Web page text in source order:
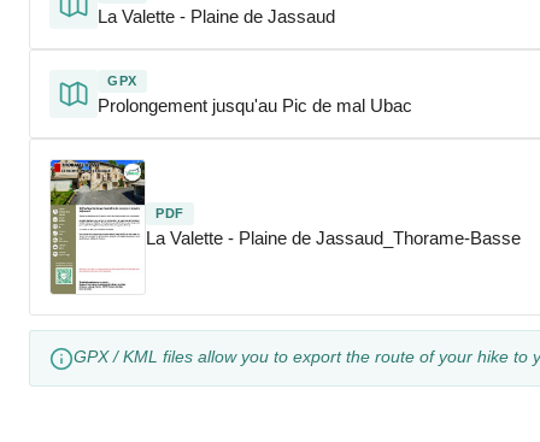
La Valette - Plaine de Jassaud
GPX
Prolongement jusqu'au Pic de mal Ubac
PDF
La Valette - Plaine de Jassaud_Thorame-Basse
GPX / KML files allow you to export the route of your hike to